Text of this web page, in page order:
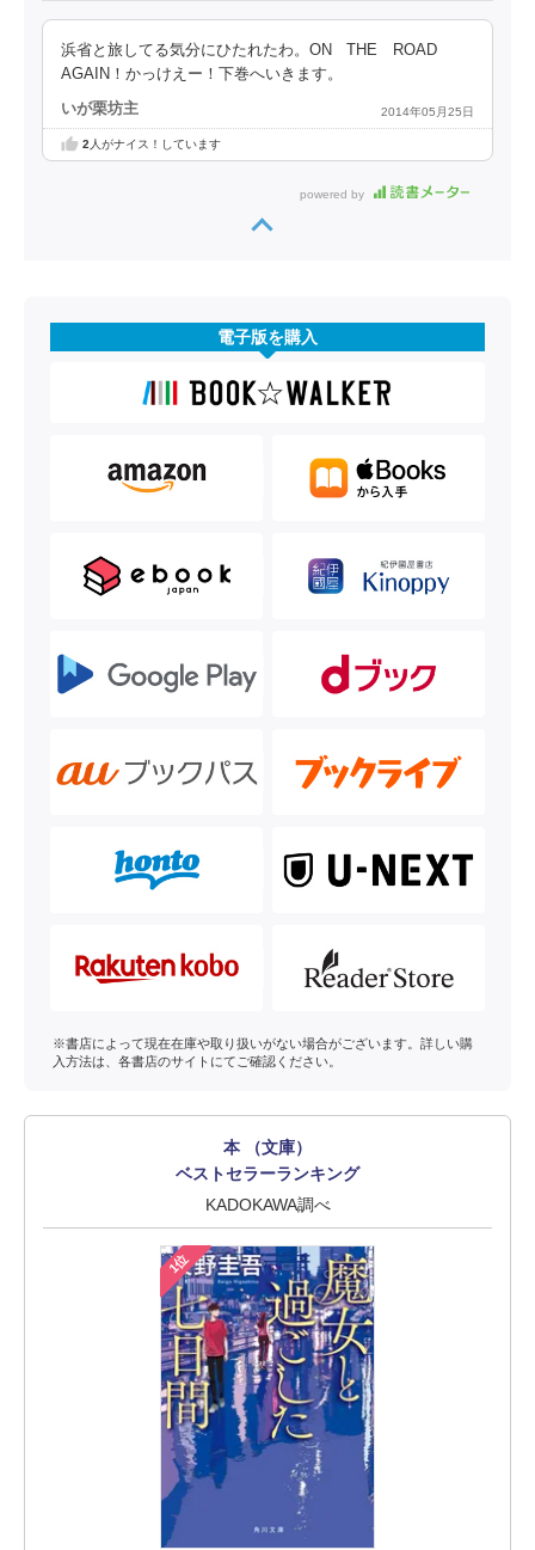
浜省と旅してる気分にひたれたわ。ON THE ROAD
AGAIN！かっけえー！下巻へいきます。
いが栗坊主 2014年05月25日
2人がナイス！しています
powered by
電子版を購入
※書店によって現在在庫や取り扱いがない場合がございます。詳しい購
入方法は、各書店のサイトにてご確認ください。
本 （文庫）
ベストセラーランキング
KADOKAWA調べ
1位